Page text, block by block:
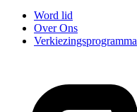
Word lid
Over Ons
Verkiezingsprogramma